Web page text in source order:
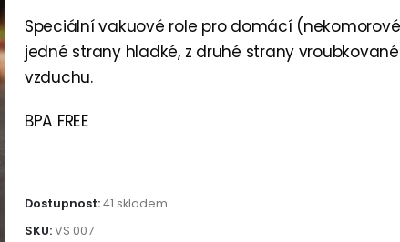
Speciální vakuové role pro domácí
jedné strany hladké, z druhé strany
vzduchu.
BPA FREE
Dostupnost:41 skladem
SKU:VS 007